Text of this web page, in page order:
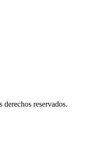
derechos reservados.